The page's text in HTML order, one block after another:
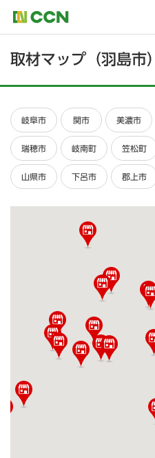
取材マップ（羽島市）
岐阜市 関市 美濃市
瑞穂市 岐南町 笠松町
山県市 下呂市 郡上市